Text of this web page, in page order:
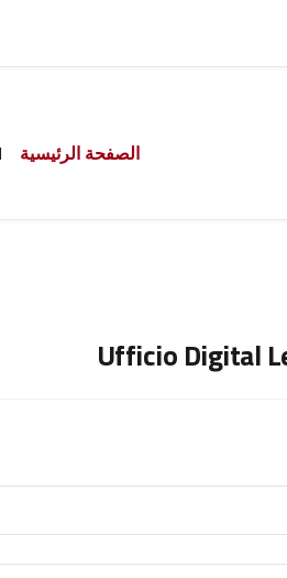
الصفحة الرئيسية
Ufficio Digital